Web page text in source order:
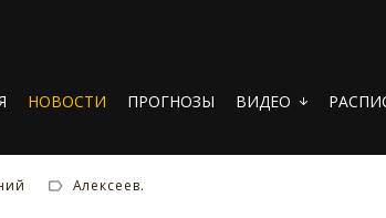
НОВОСТИ ПРОГНОЗЫ ВИДЕО arrow_downward
Алексеев.